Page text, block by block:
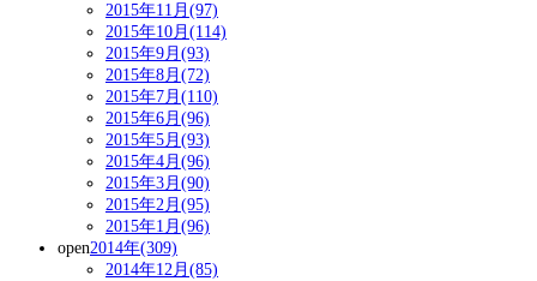
2015年11月(97)
2015年10月(114)
2015年9月(93)
2015年8月(72)
2015年7月(110)
2015年6月(96)
2015年5月(93)
2015年4月(96)
2015年3月(90)
2015年2月(95)
2015年1月(96)
open2014年(309)
2014年12月(85)